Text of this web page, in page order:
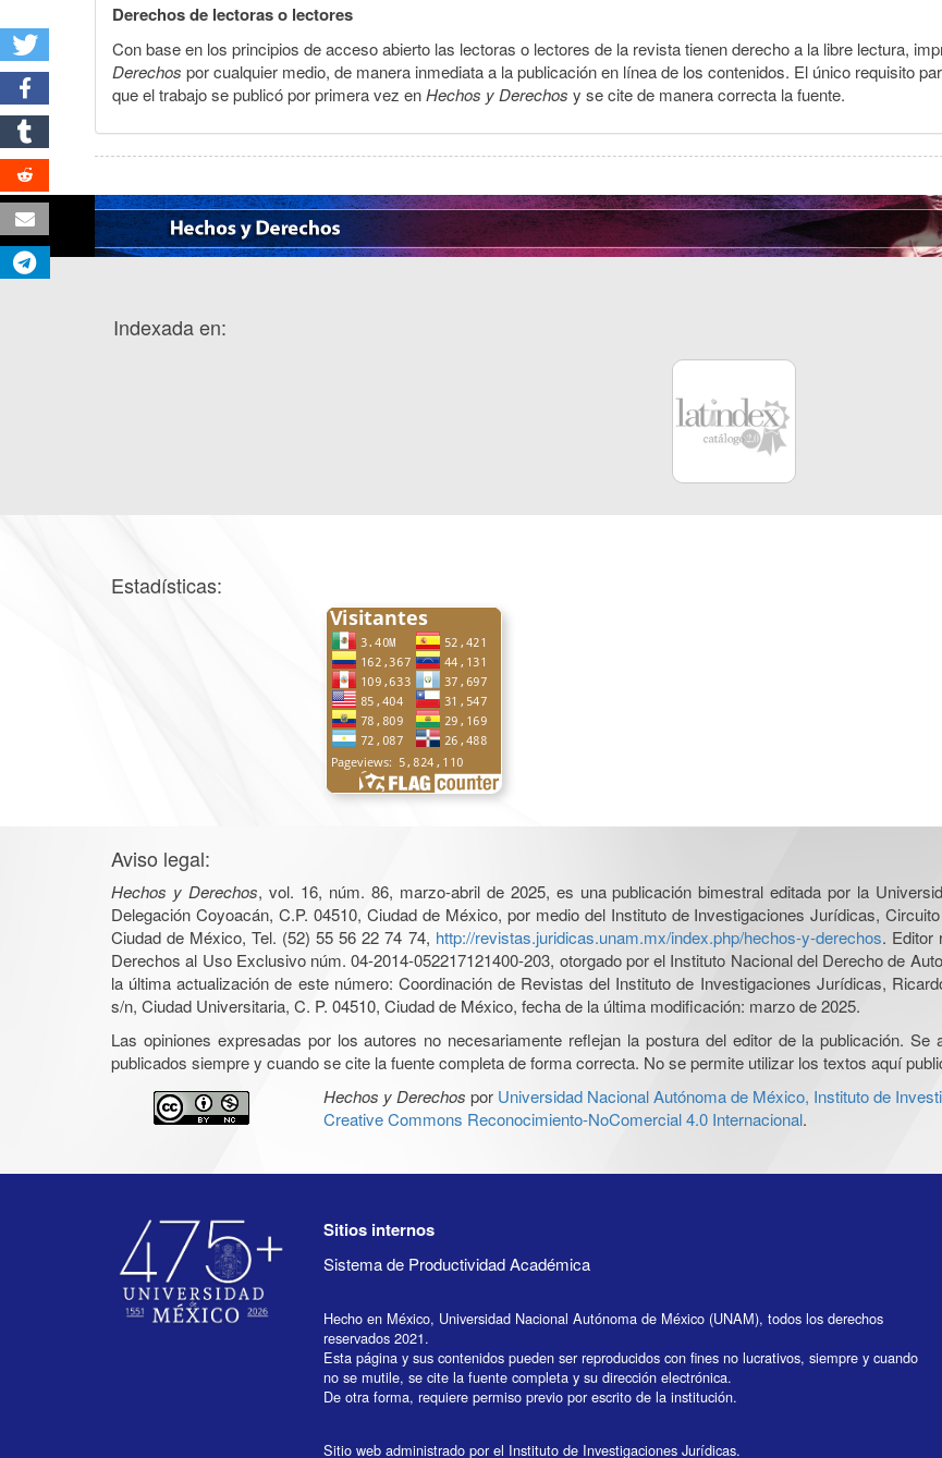
Derechos de lectoras o lectores
Con base en los principios de acceso abierto las lectoras o lectores de la revista tienen derecho a la libre lectura,
Derechos por cualquier medio, de manera inmediata a la publicación en línea de los contenidos. El único requisito
que el trabajo se publicó por primera vez enHechos y Derechos y se cite de manera correcta la fuente.
Indexada en:
Estadísticas:
Aviso legal:
Hechos y Derechos, vol. 16, núm. 86, marzo-abril de 2025, es una publicación bimestral editada por la
Delegación Coyoacán, C.P. 04510, Ciudad de México, por medio del Instituto de Investigaciones Jurídicas,
Ciudad de México, Tel. (52) 55 56 22 74 74, http://revistas.juridicas.unam.mx/index.php/hechos-y-derechos. Editor
Derechos al Uso Exclusivo núm. 04-2014-052217121400-203, otorgado por el Instituto Nacional del Derecho de
la última actualización de este número: Coordinación de Revistas del Instituto de Investigaciones Jurídicas,
s/n, Ciudad Universitaria, C. P. 04510, Ciudad de México, fecha de la última modificación: marzo de 2025.
Las opiniones expresadas por los autores no necesariamente reflejan la postura del editor de la publicación.
publicados siempre y cuando se cite la fuente completa de forma correcta. No se permite utilizar los textos aquí
Hechos y Derechos por Universidad Nacional Autónoma de México, Instituto de
Creative Commons Reconocimiento-NoComercial 4.0 Internacional.
Sitios internos
Sistema de Productividad Académica
Hecho en México, Universidad Nacional Autónoma de México (UNAM), todos los derechos
reservados 2021.
Esta página y sus contenidos pueden ser reproducidos con fines no lucrativos, siempre y cuando
no se mutile, se cite la fuente completa y su dirección electrónica.
De otra forma, requiere permiso previo por escrito de la institución.
Sitio web administrado por el Instituto de Investigaciones Jurídicas.